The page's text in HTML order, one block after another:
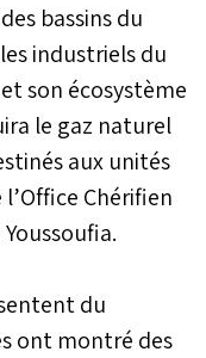
bassins du
industriels du
son écosystème
le gaz naturel
aux unités
Chérifien
du
ont montré des